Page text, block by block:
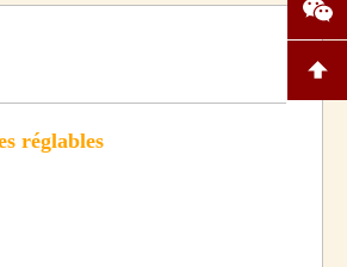
réglables